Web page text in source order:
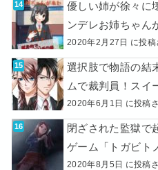
優しい姉が徐々に
ンデレお姉ちゃん
2020年2月27日 に投稿
選択肢で物語の結
ムで裁判員！スイ
2020年6月1日 に投稿
閉ざされた監獄で
ゲーム「トガビト
2020年8月5日 に投稿